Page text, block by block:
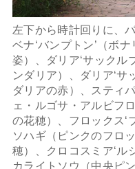
左下から時計回りに、
ベナ‘バンプトン’（ボ
姿）、ダリア‘サックル
ンダリア）、ダリア‘サ
ダリアの赤）、スティ
ェ・ルゴサ・アルビフ
の花穂）、フロックス‘
ソハギ（ピンクのフロ
穂）、クロコスミア‘ル
カライトソウ（中央ピ